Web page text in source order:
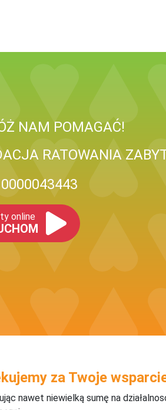
NAM POMAGAĆ!
RATOWANIA
0000043443
online
za Twoje
nawet niewielką sumę na